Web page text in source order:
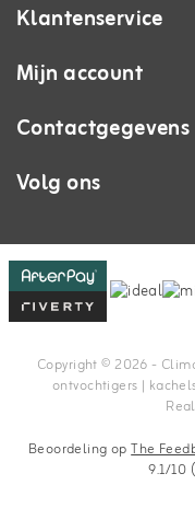
Klantenservice
Mijn account
Contactgegevens
Volg ons
Copyright © 2026 -
ontvochtigers |
Beoordeling opThe
9.1/10